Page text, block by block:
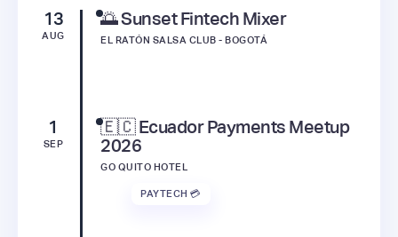
13
AUG
🌅 Sunset Fintech Mixer
EL RATÓN SALSA CLUB - BOGOTÁ
1
SEP
🇪🇨 Ecuador Payments Meetup
2026
GO QUITO HOTEL
PAYTECH 💳